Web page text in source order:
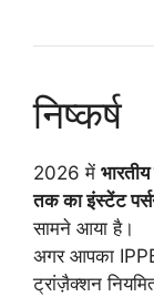
निष्कर्ष
2026 में
तक का इंस्टेंट
सामने आया है।
अगर आपका
ट्रांज़ैक्शन